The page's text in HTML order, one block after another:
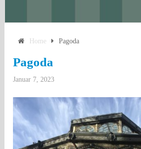
Home Pagoda
Pagoda
Januar 7, 2023